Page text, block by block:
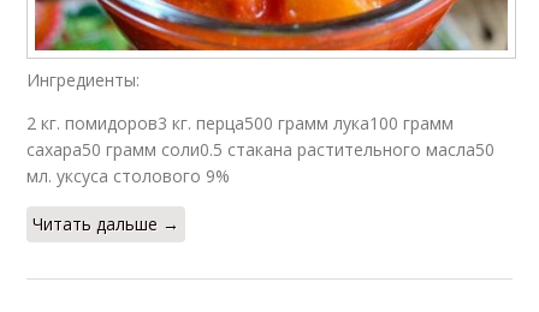
Ингредиенты:
2 кг. помидоров3 кг. перца500 грамм лука100 грамм
сахара50 грамм соли0.5 стакана растительного масла50
мл. уксуса столового 9%
Читать дальше →